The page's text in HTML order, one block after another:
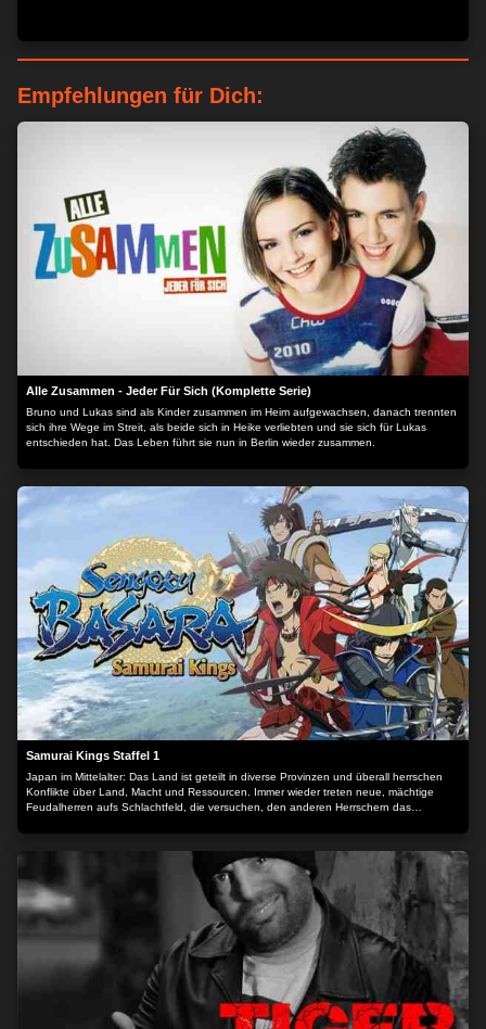
Empfehlungen für Dich:
Alle Zusammen - Jeder Für Sich (Komplette Serie)
Bruno und Lukas sind als Kinder zusammen im Heim aufgewachsen, danach trennten
sich ihre Wege im Streit, als beide sich in Heike verliebten und sie sich für Lukas
entschieden hat. Das Leben führt sie nun in Berlin wieder zusammen.
Samurai Kings Staffel 1
Japan im Mittelalter: Das Land ist geteilt in diverse Provinzen und überall herrschen
Konflikte über Land, Macht und Ressourcen. Immer wieder treten neue, mächtige
Feudalherren aufs Schlachtfeld, die versuchen, den anderen Herrschern das